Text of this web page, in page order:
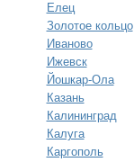
Елец
Золотое кольцо
Иваново
Ижевск
Йошкар-Ола
Казань
Калининград
Калуга
Каргополь